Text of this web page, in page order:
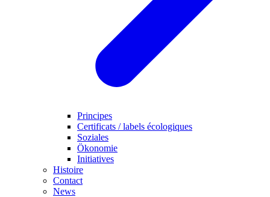
Principes
Certificats / labels écologiques
Soziales
Ökonomie
Initiatives
Histoire
Contact
News